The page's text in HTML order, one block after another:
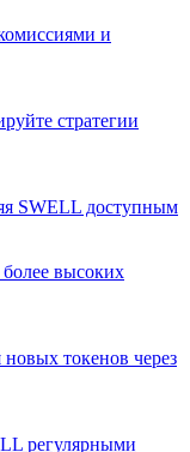
и
стратегии
SWELL доступным
высоких
токенов через
регулярными